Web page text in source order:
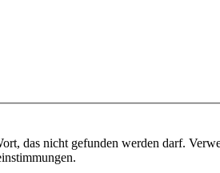
das nicht gefunden werden darf.